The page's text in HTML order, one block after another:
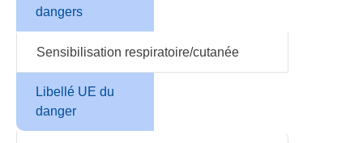
dangers
Sensibilisation respiratoire/cutanée
Libellé UE du
danger